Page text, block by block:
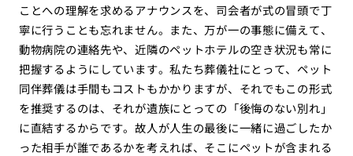
ことへの理解を求めるアナウンスを、司会者が式の冒頭で丁
寧に行うことも忘れません。また、万が一の事態に備えて、
動物病院の連絡先や、近隣のペットホテルの空き状況も常に
把握するようにしています。私たち葬儀社にとって、ペット
同伴葬儀は手間もコストもかかりますが、それでもこの形式
を推奨するのは、それが遺族にとっての「後悔のない別れ」
に直結するからです。故人が人生の最後に一緒に過ごしたか
った相手が誰であるかを考えれば、そこにペットが含まれる